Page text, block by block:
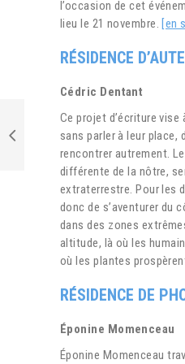
l’occasion de cet
lieu le 21 novembre. [en
RÉSIDENCE
Cédric Dentant
Ce projet d’écriture
sans parler à leur place,
rencontrer autrement.
différente de la nôtre,
extraterrestre. Pour les
donc de s’aventurer du
dans des zones
altitude, là où les
où les plantes
RÉSIDENCE DE
Éponine Momenceau
Éponine Momenceau